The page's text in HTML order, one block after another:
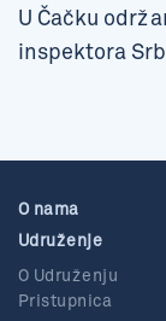
U Čačku
inspektora
O nama
Udruženje
O Udruženju
Pristupnica